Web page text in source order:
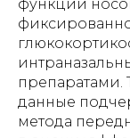
функции
препаратами.
данные
метода